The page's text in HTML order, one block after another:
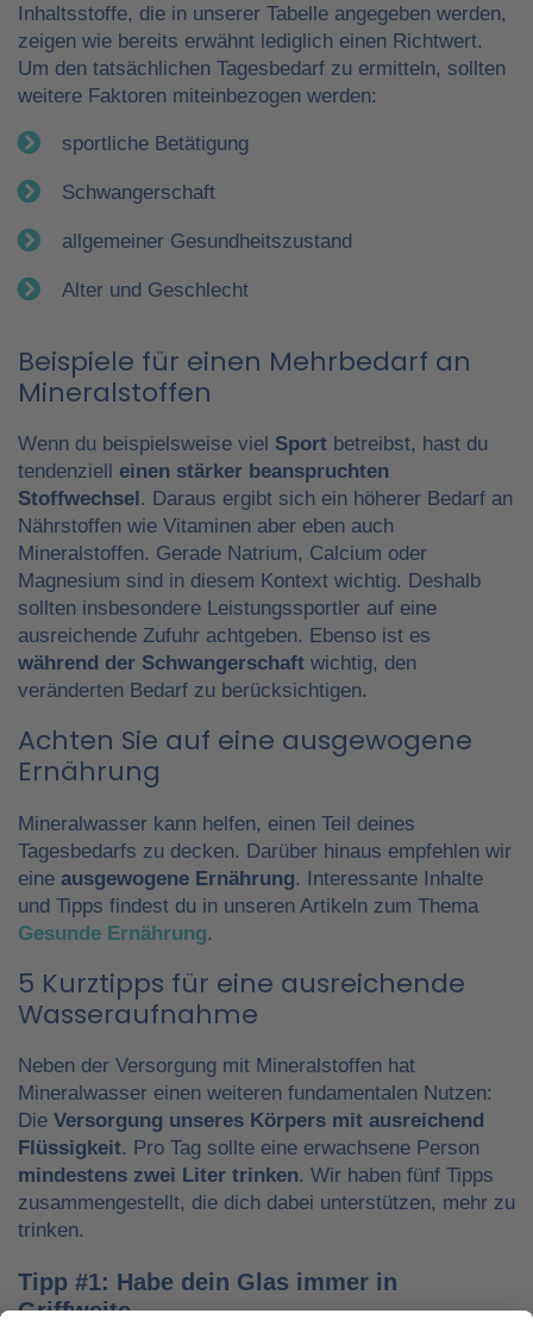
Inhaltsstoffe, die in unserer Tabelle angegeben werden,
zeigen wie bereits erwähnt lediglich einen Richtwert.
Um den tatsächlichen Tagesbedarf zu ermitteln, sollten
weitere Faktoren miteinbezogen werden:
sportliche Betätigung
Schwangerschaft
allgemeiner Gesundheitszustand
Alter und Geschlecht
Beispiele für einen Mehrbedarf an
Mineralstoffen
Wenn du beispielsweise viel Sport betreibst, hast du
tendenziell einen stärker beanspruchten
Stoffwechsel. Daraus ergibt sich ein höherer Bedarf an
Nährstoffen wie Vitaminen aber eben auch
Mineralstoffen. Gerade Natrium, Calcium oder
Magnesium sind in diesem Kontext wichtig. Deshalb
sollten insbesondere Leistungssportler auf eine
ausreichende Zufuhr achtgeben. Ebenso ist es
während der Schwangerschaft wichtig, den
veränderten Bedarf zu berücksichtigen.
Achten Sie auf eine ausgewogene
Ernährung
Mineralwasser kann helfen, einen Teil deines
Tagesbedarfs zu decken. Darüber hinaus empfehlen wir
eine ausgewogene Ernährung. Interessante Inhalte
und Tipps findest du in unseren Artikeln zum Thema
Gesunde Ernährung.
5 Kurztipps für eine ausreichende
Wasseraufnahme
Neben der Versorgung mit Mineralstoffen hat
Mineralwasser einen weiteren fundamentalen Nutzen:
Die Versorgung unseres Körpers mit ausreichend
Flüssigkeit. Pro Tag sollte eine erwachsene Person
mindestens zwei Liter trinken. Wir haben fünf Tipps
zusammengestellt, die dich dabei unterstützen, mehr zu
trinken.
Tipp #1: Habe dein Glas immer in
Griffweite